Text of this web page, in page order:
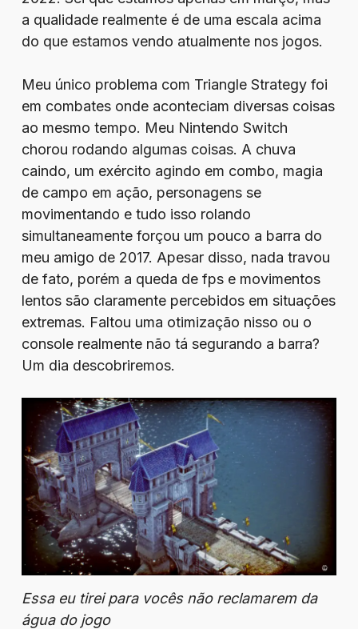
a qualidade realmente é de uma escala acima
do que estamos vendo atualmente nos jogos.
Meu único problema com Triangle Strategy foi
em combates onde aconteciam diversas coisas
ao mesmo tempo. Meu Nintendo Switch
chorou rodando algumas coisas. A chuva
caindo, um exército agindo em combo, magia
de campo em ação, personagens se
movimentando e tudo isso rolando
simultaneamente forçou um pouco a barra do
meu amigo de 2017. Apesar disso, nada travou
de fato, porém a queda de fps e movimentos
lentos são claramente percebidos em situações
extremas. Faltou uma otimização nisso ou o
console realmente não tá segurando a barra?
Um dia descobriremos.
Essa eu tirei para vocês não reclamarem da
água do jogo